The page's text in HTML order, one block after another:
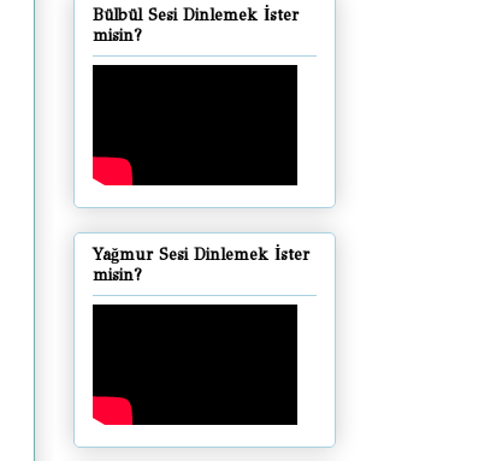
Bülbül Sesi Dinlemek İster
misin?
Yağmur Sesi Dinlemek İster
misin?